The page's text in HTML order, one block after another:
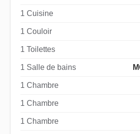
1 Cuisine
1 Couloir
1 Toilettes
1 Salle de bains
1 Chambre
1 Chambre
1 Chambre